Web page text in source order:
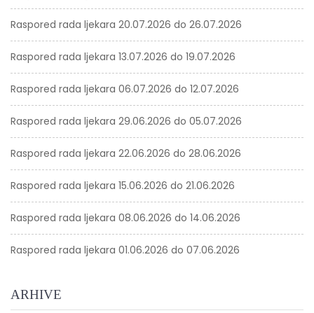
Raspored rada ljekara 20.07.2026 do 26.07.2026
Raspored rada ljekara 13.07.2026 do 19.07.2026
Raspored rada ljekara 06.07.2026 do 12.07.2026
Raspored rada ljekara 29.06.2026 do 05.07.2026
Raspored rada ljekara 22.06.2026 do 28.06.2026
Raspored rada ljekara 15.06.2026 do 21.06.2026
Raspored rada ljekara 08.06.2026 do 14.06.2026
Raspored rada ljekara 01.06.2026 do 07.06.2026
ARHIVE